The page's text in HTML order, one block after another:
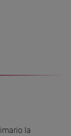
la